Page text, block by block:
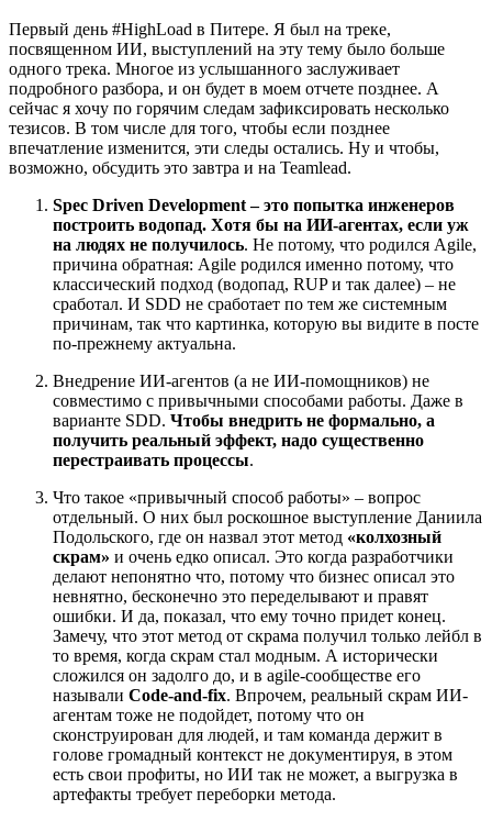
Первый день #HighLoad в Питере. Я был на треке,
посвященном ИИ, выступлений на эту тему было больше
одного трека. Многое из услышанного заслуживает
подробного разбора, и он будет в моем отчете позднее. А
сейчас я хочу по горячим следам зафиксировать несколько
тезисов. В том числе для того, чтобы если позднее
впечатление изменится, эти следы остались. Ну и чтобы,
возможно, обсудить это завтра и на Teamlead.
Spec Driven Development – это попытка инженеров
построить водопад. Хотя бы на ИИ-агентах, если уж
на людях не получилось. Не потому, что родился Agile,
причина обратная: Agile родился именно потому, что
классический подход (водопад, RUP и так далее) – не
сработал. И SDD не сработает по тем же системным
причинам, так что картинка, которую вы видите в посте
по-прежнему актуальна.
Внедрение ИИ-агентов (а не ИИ-помощников) не
совместимо с привычными способами работы. Даже в
варианте SDD. Чтобы внедрить не формально, а
получить реальный эффект, надо существенно
перестраивать процессы.
Что такое «привычный способ работы» – вопрос
отдельный. О них был роскошное выступление Даниила
Подольского, где он назвал этот метод «колхозный
скрам» и очень едко описал. Это когда разработчики
делают непонятно что, потому что бизнес описал это
невнятно, бесконечно это переделывают и правят
ошибки. И да, показал, что ему точно придет конец.
Замечу, что этот метод от скрама получил только лейбл в
то время, когда скрам стал модным. А исторически
сложился он задолго до, и в agile-сообществе его
называли Code-and-fix. Впрочем, реальный скрам ИИ-
агентам тоже не подойдет, потому что он
сконструирован для людей, и там команда держит в
голове громадный контекст не документируя, в этом
есть свои профиты, но ИИ так не может, а выгрузка в
артефакты требует переборки метода.